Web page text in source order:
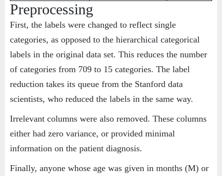
Preprocessing
First, the labels were changed to reflect single
categories, as opposed to the hierarchical categorical
labels in the original data set. This reduces the number
of categories from 709 to 15 categories. The label
reduction takes its queue from the Stanford data
scientists, who reduced the labels in the same way.
Irrelevant columns were also removed. These columns
either had zero variance, or provided minimal
information on the patient diagnosis.
Finally, anyone whose age was given in months (M) or